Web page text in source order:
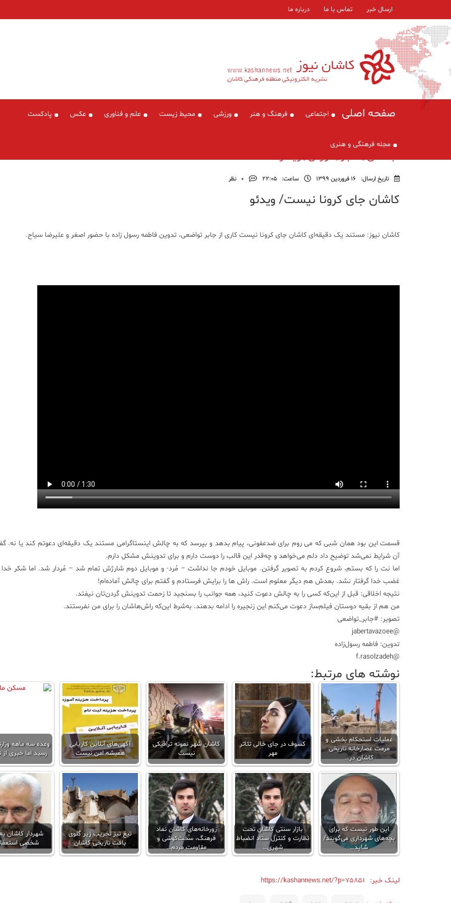
ارسال خبر تماس با ما درباره ما
صفحه اصلی اجتماعی فرهنگ و هنر ورزشی محیط زیست علم و فناوری عکس پادکست
مجله فرهنگی و هنری
اجتماعی , اخبار , گزارش , ویدئو
تاریخ ارسال: 16 فروردین 1399 ساعت: ۲۲:۰۵ 0 نظر
کاشان جای کرونا نیست/ ویدئو
کاشان نیوز: مستند یک دقیقه‌ای ‌‌‌‌‌‌‌‌‌‌کاشان جای کرونا نیست کاری از جابر تواضعی، تدوین فاطمه رسول زاده با حضور اصغر و علیرضا سیاح.
قسمت این بود همان شبی که می روم برای ضدعفونی، پیام بدهد و بپرسد که به چالش اینستاگرامی مستند یک دقیقه‌ای دعوتم کند یا نه.
آن شرایط نمی‌شد توضیح داد دلم می‌خواهد و چه‌قدر این قالب را دوست دارم و برای تدوینش مشکل دارم.
اما نت را که بستم، شروع کردم به تصویر گرفتن. موبایل خودم جا نداشت – مُرد- و موبایل دوم شارژش تمام شد – مُردار شد. اما شکر
غضب خدا گرفتار نشد. بعدش هم دیگر معلوم است. راش ها را برایش فرستادم و گفتم برای چالش آماده‌ام!
نتیجه اخلاقی: قبل از این‌که کسی را به چالش دعوت کنید، همه جوانب را بسنجید تا زحمت تدوینش گردن‌تان نیفتد.
من هم از بقیه دوستان فیلم‌ساز دعوت می‌کنم این زنجیره را ادامه بدهند. به‌شرط این‌که راش‌هاشان را برای من نفرستند.
تصویر: #جابر_تواضعی
@jabertavazoee
تدوین: فاطمه رسول‌زاده
@f.rasolzadeh
نوشته های مرتبط:
عملیات استحکام بخشی و
مرمت عصارخانه تاریخی
کاشان در…
کسوف در جای خالی تئاتر
مهر
کاشان شهر نمونه ترافیکی
نیست
آگهی‌های آنلاين کاریابی
همیشه امن نیست
وعده سه ماهه
رسید اما خبری
این طور نیست که برای
بچه‌های شهرداری می‌گویند/
شاید…
بازار سنتی کاشان تحت
نظارت و کنترل ستاد انضباط
شهری…
زورخانه‌های کاشان نماد
فرهنگ، سخت‌کوشی و
مقاومت مردم…
تیغ تیز تخریب زیر گلوی
بافت تاریخی کاشان
شهردار کاشان
شخصی استعفا
لینک خبر: https://kashannews.net/?p=75851